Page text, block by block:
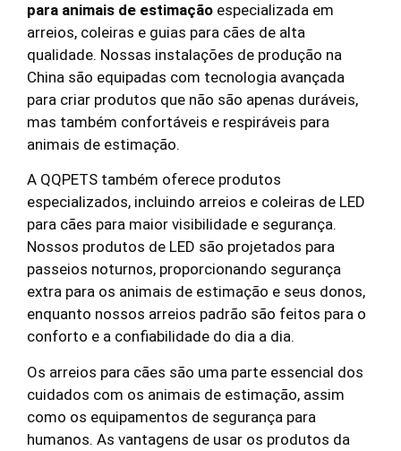
para animais de estimação especializada em
arreios, coleiras e guias para cães de alta
qualidade. Nossas instalações de produção na
China são equipadas com tecnologia avançada
para criar produtos que não são apenas duráveis,
mas também confortáveis e respiráveis para
animais de estimação.
A QQPETS também oferece produtos
especializados, incluindo arreios e coleiras de LED
para cães para maior visibilidade e segurança.
Nossos produtos de LED são projetados para
passeios noturnos, proporcionando segurança
extra para os animais de estimação e seus donos,
enquanto nossos arreios padrão são feitos para o
conforto e a confiabilidade do dia a dia.
Os arreios para cães são uma parte essencial dos
cuidados com os animais de estimação, assim
como os equipamentos de segurança para
humanos. As vantagens de usar os produtos da